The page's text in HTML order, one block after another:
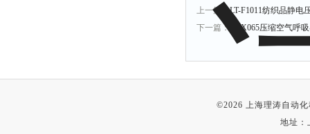
上一篇：LT-F1011纺织品静电
下一篇：
LT-X065压缩空气呼
©2026 上海理涛自动
地址：